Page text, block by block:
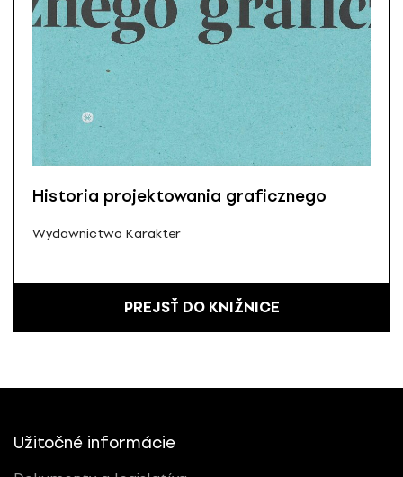
Historia projektowania graficznego
Wydawnictwo Karakter
PREJSŤ DO KNIŽNICE
Užitočné informácie